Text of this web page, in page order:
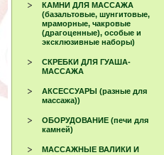
КАМНИ ДЛЯ МАССАЖА
(базальтовые, шунгитовые,
мраморные, чакровые
(драгоценные), особые и
эксклюзивные наборы)
СКРЕБКИ ДЛЯ ГУАША-
МАССАЖА
АКСЕССУАРЫ (разные для
массажа))
ОБОРУДОВАНИЕ (печи для
камней)
МАССАЖНЫЕ ВАЛИКИ И